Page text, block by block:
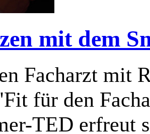
mit dem
Facharzt mit
für den
TED erfreut